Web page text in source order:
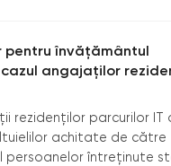
pentru învățământul
angajaților
rezidenților parcurilor IT
achitate de către
persoanelor întreținute